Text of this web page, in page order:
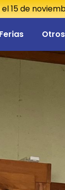
15 de
Ferias